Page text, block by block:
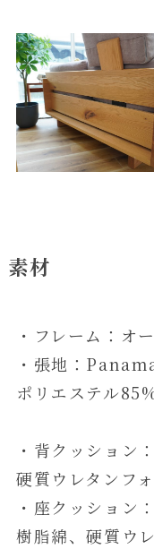
素材
・フレーム：オ
・張地：
ポリエステル
・背クッション
硬質ウレタンフ
・座クッション
樹脂綿、硬質ウ